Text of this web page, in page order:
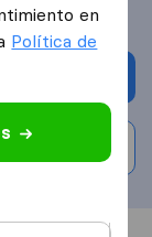
en
Política de